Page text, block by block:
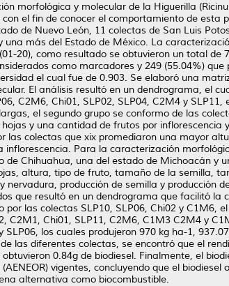
morfológica y molecular de la Higuerilla
el fin de conocer el comportamiento de esta
de Nuevo León, 11 colectas de San Luis
más del Estado de México. La
20), como resultado se obtuvieron un total de
como marcadores y 249 (55.04%)
el cual fue de 0.903. Se elaboró una
El análisis resultó en un dendrograma, el
C2M6, Chi01, SLP02, SLP04, C2M4 y
el segundo grupo se conformo de las
y una cantidad de frutos por inflorescencia
las colectas que xix promediaron una mayor
Para la caracterización
Chihuahua, una del estado de Michoacán y
altura, tipo de fruto, tamaño de la semilla,
producción de semilla y producción
que resultó en un dendrograma que facilitó la
las colectas SLP10, SLP06, Chi02 y C1M6,
C2M1, Chi01, SLP11, C2M6, C1M3 C2M4 y
los cuales produjeron 970 kg ha-1,
las diferentes colectas, se encontró que el
0.84g de biodiesel. Finalmente, el
vigentes, concluyendo que el biodiesel
alternativa como biocombustible.